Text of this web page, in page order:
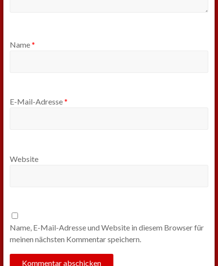
Name*
E-Mail-Adresse*
Website
Name, E-Mail-Adresse und Website in diesem Browser für
meinen nächsten Kommentar speichern.